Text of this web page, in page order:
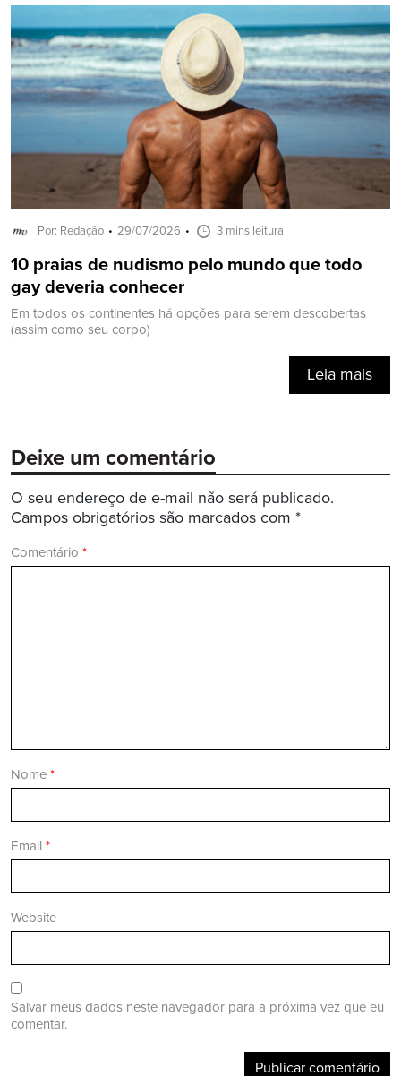
Por: Redação 29/07/2026 3 mins leitura
10 praias de nudismo pelo mundo que todo
gay deveria conhecer
Em todos os continentes há opções para serem descobertas
(assim como seu corpo)
Leia mais
Deixe um comentário
O seu endereço de e-mail não será publicado.
Campos obrigatórios são marcados com *
Comentário *
Nome *
Email *
Website
Salvar meus dados neste navegador para a próxima vez que eu
comentar.